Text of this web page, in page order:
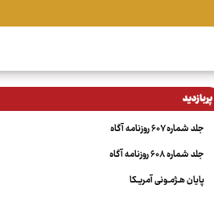
پربازدید
جلد شماره ۶۰۷ روزنامه آگاه
جلد شماره ۶۰۸ روزنامه آگاه
پایان هـژمـونی آمریـکا